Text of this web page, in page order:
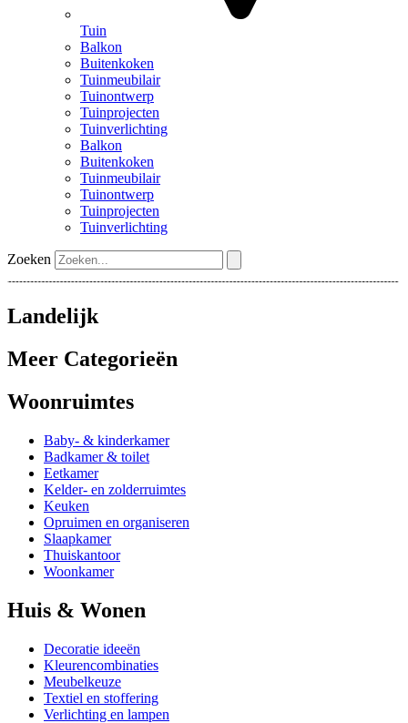
Tuin
Balkon
Buitenkoken
Tuinmeubilair
Tuinontwerp
Tuinprojecten
Tuinverlichting
Balkon
Buitenkoken
Tuinmeubilair
Tuinontwerp
Tuinprojecten
Tuinverlichting
Zoeken
Landelijk
Meer Categorieën
Woonruimtes
Baby- & kinderkamer
Badkamer & toilet
Eetkamer
Kelder- en zolderruimtes
Keuken
Opruimen en organiseren
Slaapkamer
Thuiskantoor
Woonkamer
Huis & Wonen
Decoratie ideeën
Kleurencombinaties
Meubelkeuze
Textiel en stoffering
Verlichting en lampen